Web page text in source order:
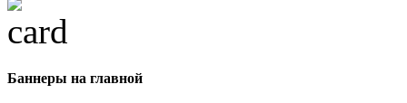
Баннеры на главной